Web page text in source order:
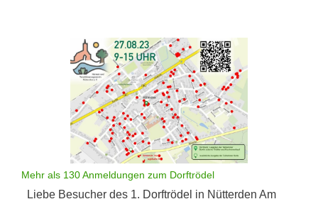
Mehr als 130 Anmeldungen zum Dorftrödel
Liebe Besucher des 1. Dorftrödel in Nütterden Am